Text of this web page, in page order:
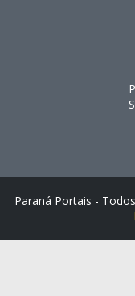
Paraná Portais -